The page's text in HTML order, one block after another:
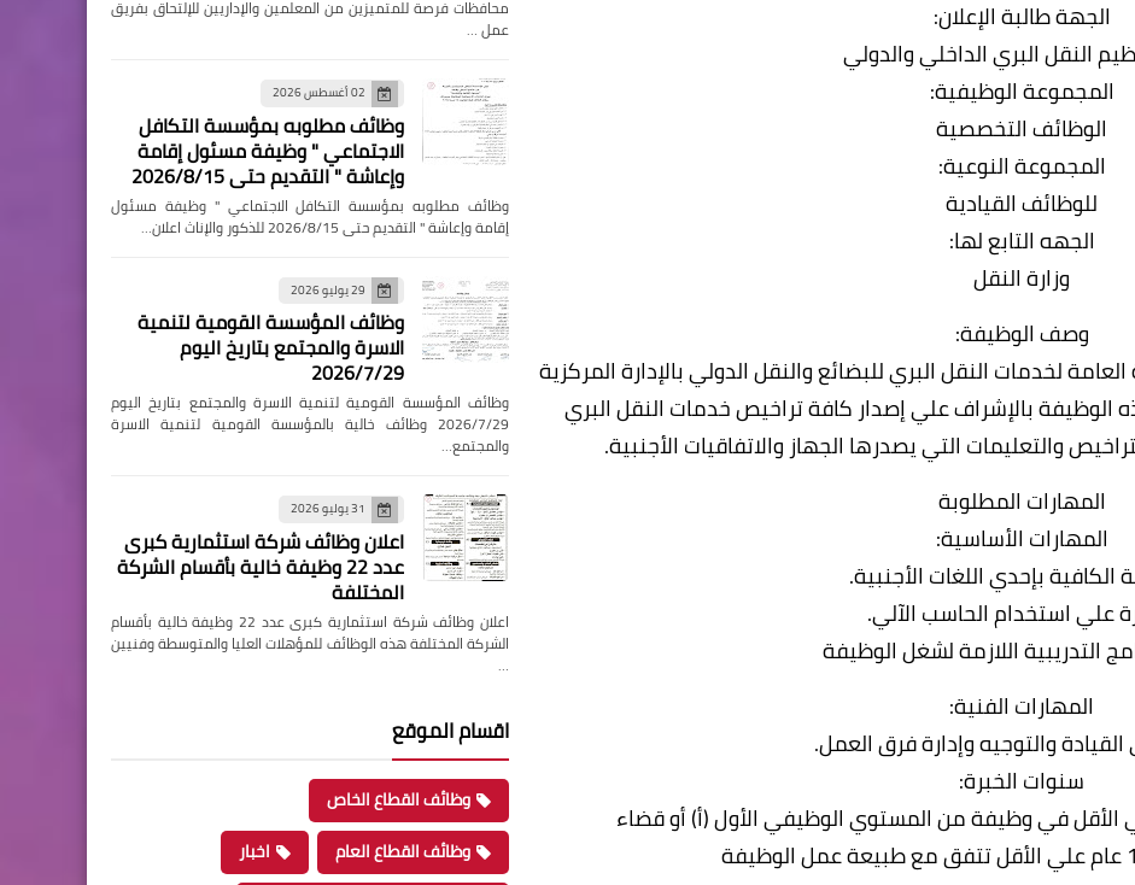
الجهة طالبة الإعلان:
النقل البري الداخلي والدولي
المجموعة الوظيفية:
الوظائف التخصصية
المجموعة النوعية:
للوظائف القيادية
الجهه التابع لها:
وزارة النقل
وصف الوظيفة:
لخدمات النقل البري للبضائع والنقل الدولي بالإدارة المركزية
الوظيفة بالإشراف علي إصدار كافة تراخيص خدمات النقل البري
والتعليمات التي يصدرها الجهاز والاتفاقيات الأجنبية.
المهارات المطلوبة
المهارات الأساسية:
الكافية بإحدي اللغات الأجنبية.
علي استخدام الحاسب الآلي.
التدريبية اللازمة لشغل الوظيفة
المهارات الفنية:
والتوجيه وإدارة فرق العمل.
سنوات الخبرة:
الأقل في وظيفة من المستوي الوظيفي الأول (أ) أو قضاء
محافظات فرصة للمتميزين من المعلمين والإداريين للإلتحاق بفريق
عمل …
02 أغسطس 2026
وظائف مطلوبه بمؤسسة التكافل
الاجتماعي " وظيفة مسئول إقامة
وإعاشة " التقديم حتى 2026/8/15
وظائف مطلوبه بمؤسسة التكافل الاجتماعي " وظيفة مسئول
إقامة وإعاشة " التقديم حتى 2026/8/15 للذكور والإناث اعلان…
29 يوليو 2026
وظائف المؤسسة القومية لتنمية
الاسرة والمجتمع بتاريخ اليوم
2026/7/29
وظائف المؤسسة القومية لتنمية الاسرة والمجتمع بتاريخ اليوم
2026/7/29 وظائف خالية بالمؤسسة القومية لتنمية الاسرة
والمجتمع…
31 يوليو 2026
اعلان وظائف شركة استثمارية كبرى
عدد 22 وظيفة خالية بأقسام الشركة
المختلفة
اعلان وظائف شركة استثمارية كبرى عدد 22 وظيفة خالية بأقسام
الشركة المختلفة هذه الوظائف للمؤهلات العليا والمتوسطة وفنيين
…
اقسام الموقع
وظائف القطاع الخاص
وظائف القطاع العام
اخبار